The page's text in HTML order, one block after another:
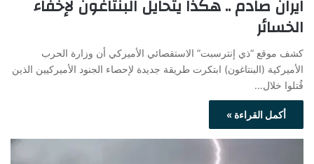
ايران صادم .. هكذا يتحايل البنتاغون لإخفاء
الخسائر
كشف موقع “ذي إنترسبت” الاستقصائي الأميركي أن وزارة الحرب
الأميركية (البنتاغون) ابتكرت طريقة جديدة لإحصاء الجنود الأميركيين الذين
قُتلوا خلال…
أكمل القراءة »